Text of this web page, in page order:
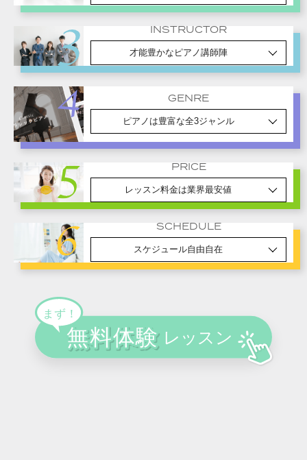
INSTRUCTOR
才能豊かなピアノ講師陣
GENRE
ピアノは豊富な全3ジャンル
PRICE
レッスン料金は業界最安値
SCHEDULE
スケジュール自由自在